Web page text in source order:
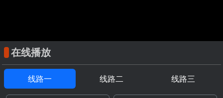
在线播放
线路一 线路二 线路三